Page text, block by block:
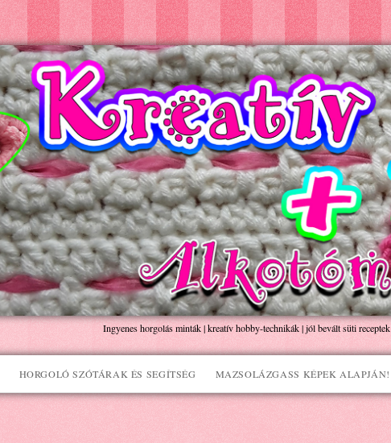
Ingyenes horgolás minták | kreatív hobby-technikák | jól bevált süti receptek
HORGOLÓ SZÓTÁRAK ÉS SEGÍTSÉG MAZSOLÁZGASS KÉPEK ALAPJÁN!